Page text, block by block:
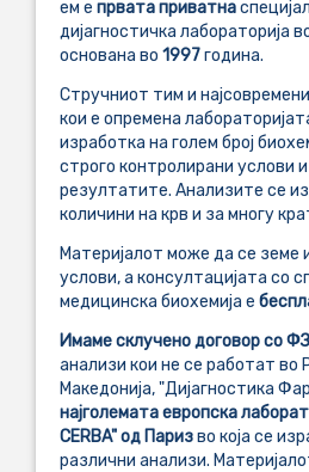
ем е првата приватна
дијагностичка лабораторија
основана во 1997година.
Стручниот тим и
кои е опремена
изработка на голем број
строго контролирани услови
резултатите. Анализите се
количини на крв и за многу
Материјалот може да се земе
услови, а консултацијата со
медицинска биохемија е
Имаме склучено договор со
анализи кои не се работат во
Македонија, "Дијагностика
најголемата европска
CERBA" од Паризво која се
различни анализи.